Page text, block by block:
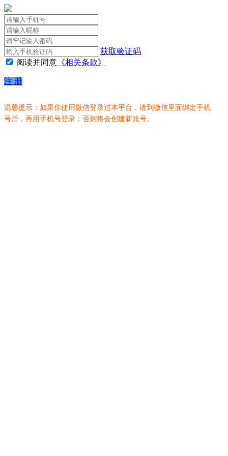
获取验证码
阅读并同意 《相关条款》
注 册
温馨提示：如果你使用微信登录过本平台，请到微信里面绑定手机
号后，再用手机号登录；否则将会创建新账号。